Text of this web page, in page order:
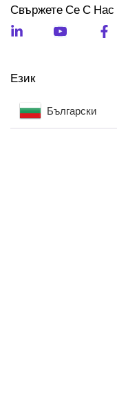
Свържете Се С Нас
Език
Български